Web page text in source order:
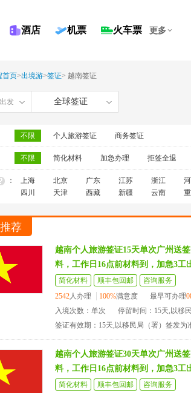
酒店 机票 火车票 更多
首页>出境游>签证> 越南签证
出发 全球签证
不限 个人旅游签证 商务签证
不限 简化材料 加急办理 拒签全退
： 上海 北京 广东 江苏 浙江
四川
天津 西藏 新疆 云南
荐
越南个人旅游签证15天单次广州送
料，工作日16点前材料到，加急3工
简化材料 顺丰包回邮
咨询服务
2542人办理 100%满意度 最早可办理
入境次数：单次
停留时间：15天,以移
签证有效期：15天,以移民局（署）签发为
越南个人旅游签证30天单次广州送
料，工作日16点前材料到，加急3工
简化材料 顺丰包回邮
咨询服务